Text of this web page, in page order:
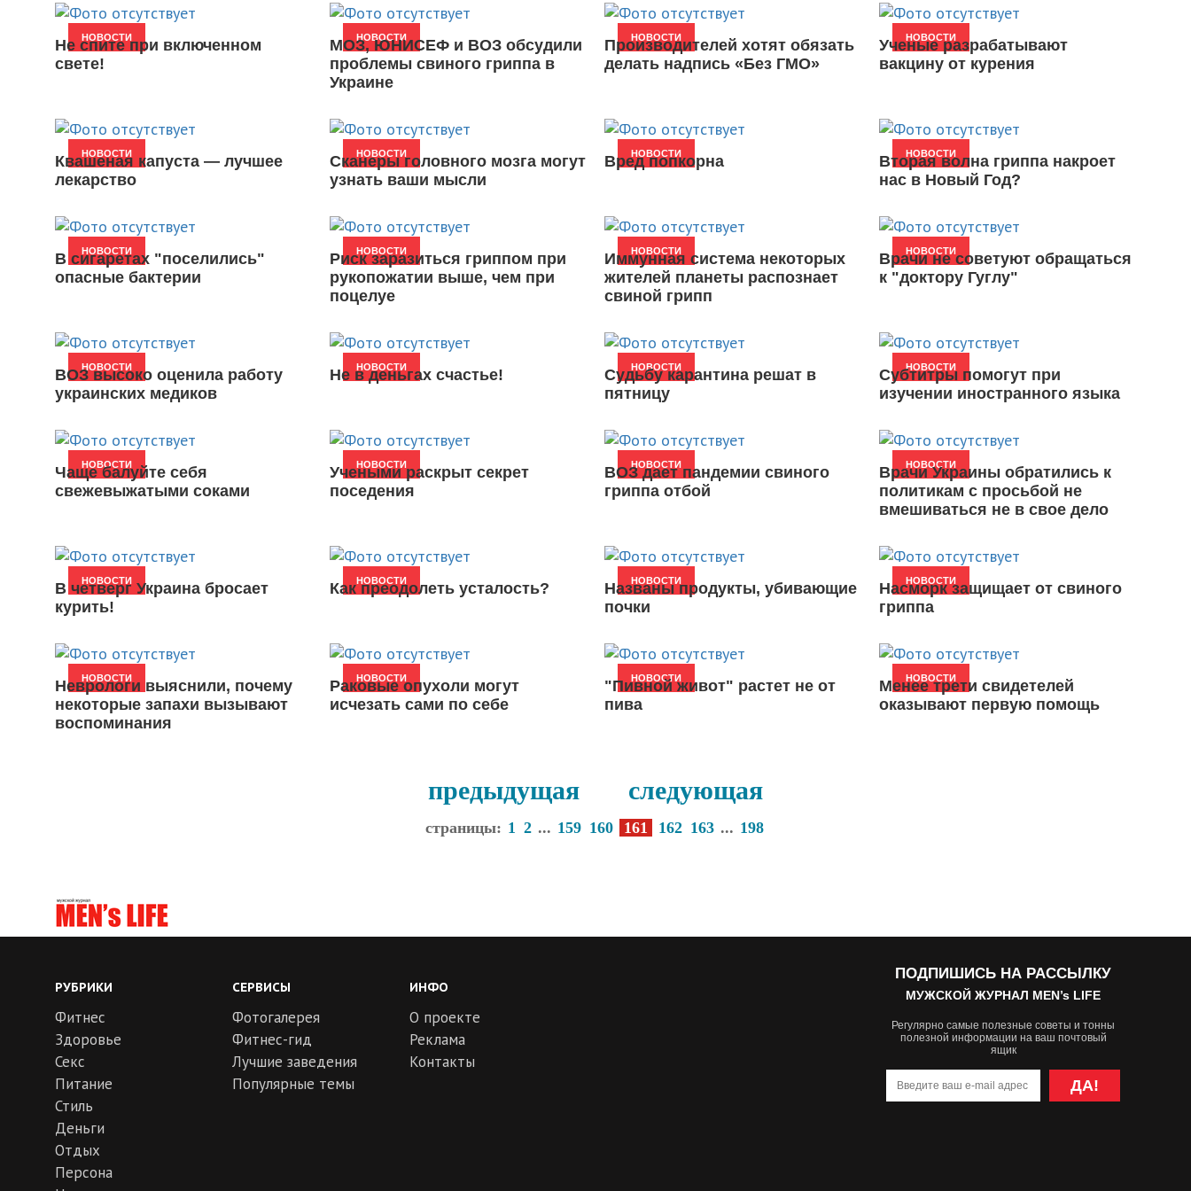
НОВОСТИ
Не спите при включенном
свете!
НОВОСТИ
МОЗ, ЮНИСЕФ и ВОЗ обсудили
проблемы свиного гриппа в
Украине
НОВОСТИ
Производителей хотят обязать
делать надпись «Без ГМО»
НОВОСТИ
Ученые разрабатывают
вакцину от курения
НОВОСТИ
Квашеная капуста — лучшее
лекарство
НОВОСТИ
Сканеры головного мозга могут
узнать ваши мысли
НОВОСТИ
Вред попкорна НОВОСТИ
Вторая волна гриппа накроет
нас в Новый Год?
НОВОСТИ
В сигаретах "поселились"
опасные бактерии
НОВОСТИ
Риск заразиться гриппом при
рукопожатии выше, чем при
поцелуе
НОВОСТИ
Иммунная система некоторых
жителей планеты распознает
свиной грипп
НОВОСТИ
Врачи не советуют обращаться
к "доктору Гуглу"
НОВОСТИ
ВОЗ высоко оценила работу
украинских медиков
НОВОСТИ
Не в деньгах счастье! НОВОСТИ
Судьбу карантина решат в
пятницу
НОВОСТИ
Субтитры помогут при
изучении иностранного языка
НОВОСТИ
Чаще балуйте себя
свежевыжатыми соками
НОВОСТИ
Учеными раскрыт секрет
поседения
НОВОСТИ
ВОЗ дает пандемии свиного
гриппа отбой
НОВОСТИ
Врачи Украины обратились к
политикам с просьбой не
вмешиваться не в свое дело
НОВОСТИ
В четверг Украина бросает
курить!
НОВОСТИ
Как преодолеть усталость? НОВОСТИ
Названы продукты, убивающие
почки
НОВОСТИ
Насморк защищает от свиного
гриппа
НОВОСТИ
Неврологи выяснили, почему
некоторые запахи вызывают
воспоминания
НОВОСТИ
Раковые опухоли могут
исчезать сами по себе
НОВОСТИ
"Пивной живот" растет не от
пива
НОВОСТИ
Менее трети свидетелей
оказывают первую помощь
предыдущая следующая
страницы: 1 2 ... 159 160 161 162 163 ... 198
ПОДПИШИСЬ НА РАССЫЛКУ
МУЖСКОЙ ЖУРНАЛ MEN’s LIFE
Регулярно самые полезные советы и тонны
полезной информации на ваш почтовый
ящик
ДА!
РУБРИКИ
Фитнес
Здоровье
Секс
Питание
Стиль
Деньги
Отдых
Персона
СЕРВИСЫ
Фотогалерея
Фитнес-гид
Лучшие заведения
Популярные темы
ИНФО
О проекте
Реклама
Контакты